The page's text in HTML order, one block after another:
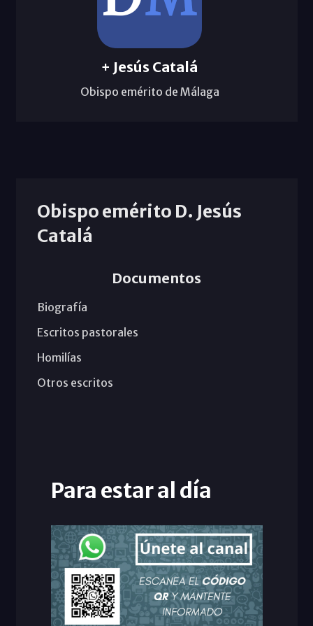
+ Jesús Catalá
Obispo emérito de Málaga
Obispo emérito D. Jesús
Catalá
Documentos
Biografía
Escritos pastorales
Homilías
Otros escritos
Para estar al día